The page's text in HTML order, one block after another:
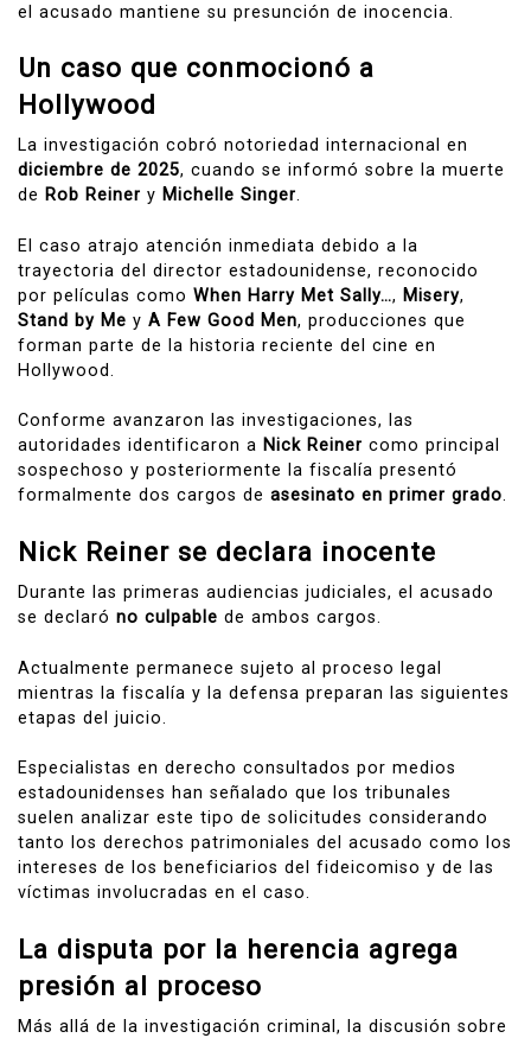
el acusado mantiene su presunción de inocencia.
Un caso que conmocionó a
Hollywood
La investigación cobró notoriedad internacional en
diciembre de 2025, cuando se informó sobre la muerte
de Rob Reiner y Michelle Singer.
El caso atrajo atención inmediata debido a la
trayectoria del director estadounidense, reconocido
por películas como When Harry Met Sally…, Misery,
Stand by Me y A Few Good Men, producciones que
forman parte de la historia reciente del cine en
Hollywood.
Conforme avanzaron las investigaciones, las
autoridades identificaron a Nick Reiner como principal
sospechoso y posteriormente la fiscalía presentó
formalmente dos cargos de asesinato en primer grado.
Nick Reiner se declara inocente
Durante las primeras audiencias judiciales, el acusado
se declaró no culpable de ambos cargos.
Actualmente permanece sujeto al proceso legal
mientras la fiscalía y la defensa preparan las siguientes
etapas del juicio.
Especialistas en derecho consultados por medios
estadounidenses han señalado que los tribunales
suelen analizar este tipo de solicitudes considerando
tanto los derechos patrimoniales del acusado como los
intereses de los beneficiarios del fideicomiso y de las
víctimas involucradas en el caso.
La disputa por la herencia agrega
presión al proceso
Más allá de la investigación criminal, la discusión sobre